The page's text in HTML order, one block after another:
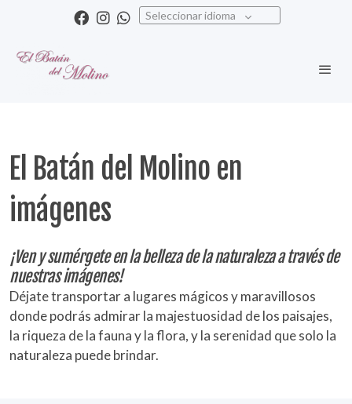
Seleccionar idioma
El Batán del Molino en
imágenes
¡Ven y sumérgete en la belleza de la naturaleza a través de
nuestras imágenes!
Déjate transportar a lugares mágicos y maravillosos
donde podrás admirar la majestuosidad de los paisajes,
la riqueza de la fauna y la flora, y la serenidad que solo la
naturaleza puede brindar.